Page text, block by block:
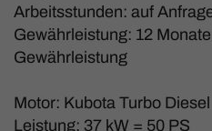
Arbeitsstunden: auf
Gewährleistung: 12
Gewährleistung
Motor: Kubota Turbo Diesel
Leistung: 37 kW = 50 PS